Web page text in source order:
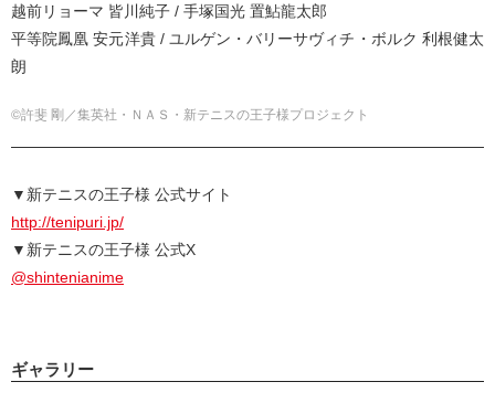
越前リョーマ 皆川純子 / 手塚国光 置鮎龍太郎
平等院鳳凰 安元洋貴 / ユルゲン・バリーサヴィチ・ボルク 利根健太
朗
©許斐 剛／集英社・ＮＡＳ・新テニスの王子様プロジェクト
▼新テニスの王子様 公式サイト
http://tenipuri.jp/
▼新テニスの王子様 公式X
@shintenianime
ギャラリー